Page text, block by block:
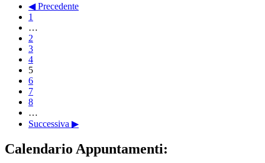
◀ Precedente
1
…
2
3
4
5
6
7
8
…
Successiva ▶
Calendario Appuntamenti: